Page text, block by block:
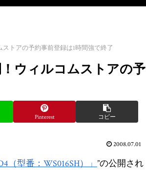
トアの予約事前登録は1時間強で終了
ウィルコムストアの予
Pinterest コピー
2008.07.01
型番：WS016SH）」 ”の公開され